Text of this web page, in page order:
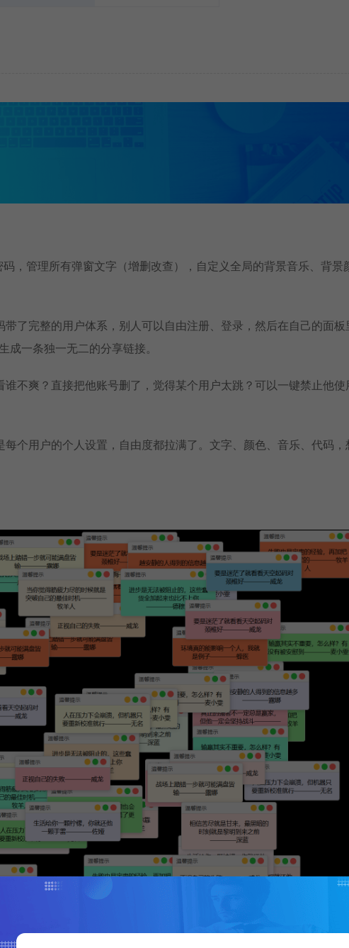
，管理所有弹窗文字（增删改查），自定义全局的背景音乐、背景
了完整的用户体系，别人可以自由注册、登录，然后在自己的面板
成一条独一无二的分享链接。
不爽？直接把他账号删了，觉得某个用户太跳？可以一键禁止他使
个用户的个人设置，自由度都拉满了。文字、颜色、音乐、代码，